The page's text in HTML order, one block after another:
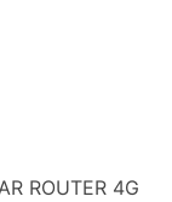
ROUTER 4G